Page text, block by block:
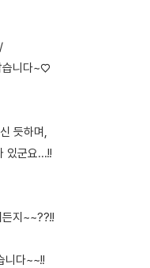
습니다~♡
듯하며,
있군요...!!
지~~??!!
니다~~!!